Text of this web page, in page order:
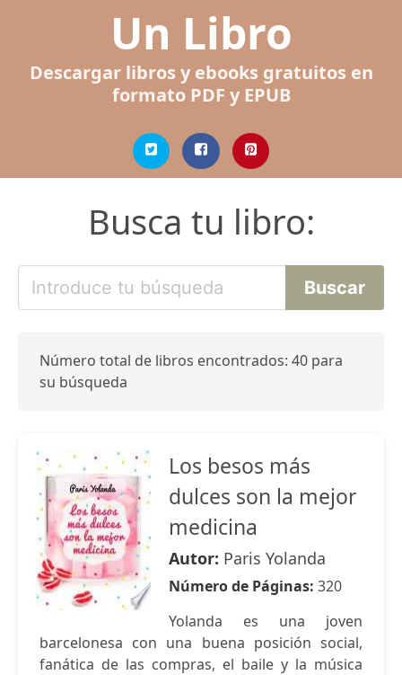
Un Libro
Descargar libros y ebooks gratuitos en
formato PDF y EPUB
Busca tu libro:
Número total de libros encontrados: 40 para
su búsqueda
Los besos más
dulces son la mejor
medicina
Autor: Paris Yolanda
Número de Páginas: 320
Yolanda es una joven
barcelonesa con una buena posición social,
fanática de las compras, el baile y la música